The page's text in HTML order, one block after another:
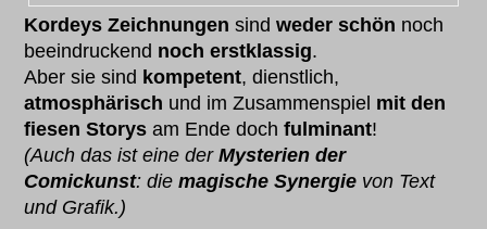
Kordeys Zeichnungen sindweder schön noch
beeindruckend noch erstklassig.
Aber sie sind kompetent, dienstlich,
atmosphärisch und im Zusammenspiel mit den
fiesen Storys am Ende dochfulminant!
(Auch das ist eine derMysterien der
Comickunst: diemagische Synergie von Text
und Grafik.)